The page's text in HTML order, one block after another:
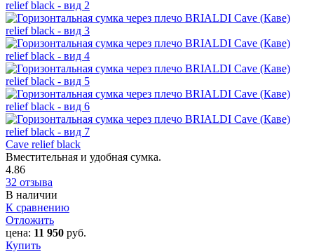
Cave relief black
Вместительная и удобная сумка.
4.86
32 отзыва
В наличии
К сравнению
Отложить
цена: 11 950 руб.
Купить